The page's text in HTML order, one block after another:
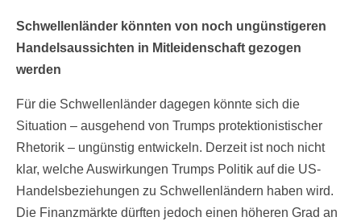
Schwellenländer könnten von noch ungünstigeren
Handelsaussichten in Mitleidenschaft gezogen
werden
Für die Schwellenländer dagegen könnte sich die
Situation – ausgehend von Trumps protektionistischer
Rhetorik – ungünstig entwickeln. Derzeit ist noch nicht
klar, welche Auswirkungen Trumps Politik auf die US-
Handelsbeziehungen zu Schwellenländern haben wird.
Die Finanzmärkte dürften jedoch einen höheren Grad an